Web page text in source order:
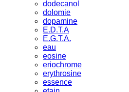
dodecanol
dolomie
dopamine
E.D.T.A
E.G.T.A.
eau
eosine
eriochrome
erythrosine
essence